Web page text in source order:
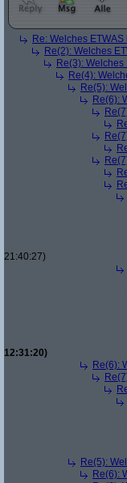
Re: Welches
Re(2): Welches
Re(3):
Re(4):
Re(5):
Re(6):
21:40:27)
12:31:20)
Re(6):
Re(5):
Re(6):